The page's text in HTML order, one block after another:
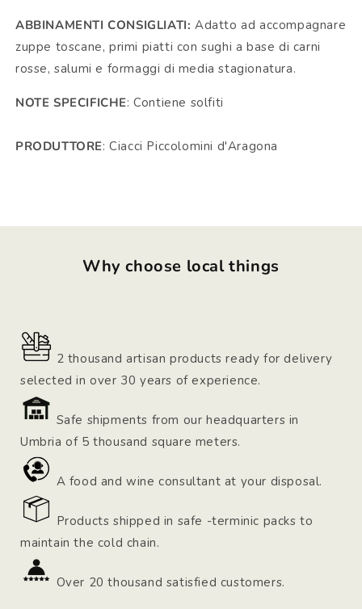
ABBINAMENTI CONSIGLIATI: Adatto ad accompagnare
zuppe toscane, primi piatti con sughi a base di carni
rosse, salumi e formaggi di media stagionatura.
NOTE SPECIFICHE: Contiene solfiti
PRODUTTORE: Ciacci Piccolomini d'Aragona
Why choose local things
2 thousand artisan products ready for delivery
selected in over 30 years of experience.
Safe shipments from our headquarters in
Umbria of 5 thousand square meters.
A food and wine consultant at your disposal.
Products shipped in safe -terminic packs to
maintain the cold chain.
Over 20 thousand satisfied customers.